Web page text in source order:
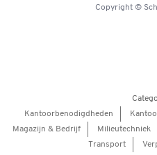
Copyright ©
Kantoorbenodigdheden
Magazijn & Bedrijf
Milieutechniek
Transport